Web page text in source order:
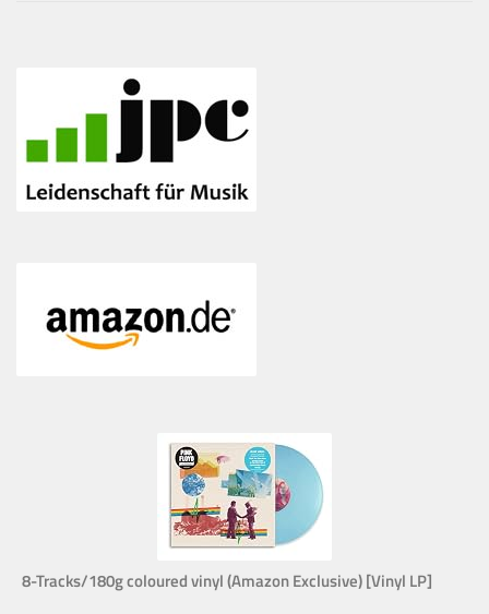
8-Tracks/180g coloured vinyl (Amazon Exclusive) [Vinyl LP]